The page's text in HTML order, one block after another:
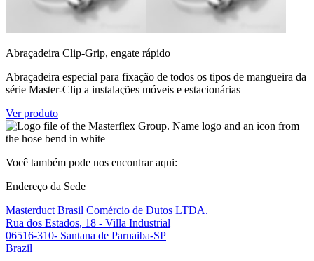
Abraçadeira Clip-Grip, engate rápido
Abraçadeira especial para fixação de todos os tipos de mangueira da
série Master-Clip a instalações móveis e estacionárias
Ver produto
Você também pode nos encontrar aqui:
Endereço da Sede
Masterduct Brasil Comércio de Dutos LTDA.
Rua dos Estados, 18 - Villa Industrial
06516-310- Santana de Parnaiba-SP
Brazil